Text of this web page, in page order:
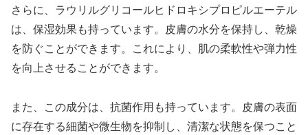
さらに、ラウリルグリコールヒドロキシプロピルエーテル
は、保湿効果も持っています。皮膚の水分を保持し、乾燥
を防ぐことができます。これにより、肌の柔軟性や弾力性
を向上させることができます。
また、この成分は、抗菌作用も持っています。皮膚の表面
に存在する細菌や微生物を抑制し、清潔な状態を保つこと